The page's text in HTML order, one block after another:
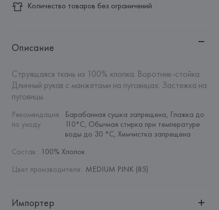
Количество товаров без ограничений
Описание
Струящаяся ткань из 100% хлопка. Воротник-стойка.
Длинный рукав с манжетами на пуговицах. Застежка на
пуговицы.
Рекомендация
по уходу:
Барабанная сушка запрещена, Глажка до
110°C, Обычная стирка при температуре
воды до 30 °C, Химчистка запрещена
Состав: 100% Хлопок
Цвет производителя: MEDIUM PINK (85)
Импортер